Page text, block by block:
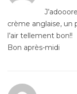
crème anglaise, un
l’air tellement bon!!
Bon après-midi